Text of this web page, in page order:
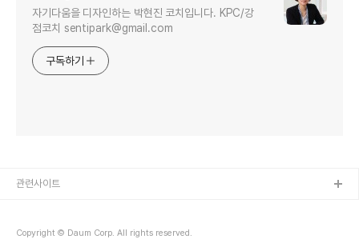
자기다움을 디자인하는 박현진 코치입니다. KPC/강
점코치 sentipark@gmail.com
구독하기
Copyright © Daum Corp. All rights reserved.
관련사이트